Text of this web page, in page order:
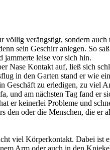
völlig verängstigt, sondern auch
sein Geschirr anlegen. So
jammerte leise vor sich hin.
Nase Kontakt auf, ließ sich
in den Garten stand er wie
Geschäft zu erledigen, zu viel
und am nächsten Tag fand er
er keinerlei Probleme und
den oder die Menschen, die er
viel Körperkontakt. Dabei ist
Arm oder auch in den